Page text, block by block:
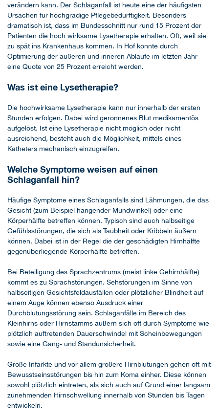
verändern kann. Der Schlaganfall ist heute eine der häufigsten
Ursachen für hochgradige Pflegebedürftigkeit. Besonders
dramatisch ist, dass im Bundesschnitt nur rund 15 Prozent der
Patienten die hoch wirksame Lysetherapie erhalten. Oft, weil sie
zu spät ins Krankenhaus kommen. In Hof konnte durch
Optimierung der äußeren und inneren Abläufe im letzten Jahr
eine Quote von 25 Prozent erreicht werden.
Was ist eine Lysetherapie?
Die hochwirksame Lysetherapie kann nur innerhalb der ersten
Stunden erfolgen. Dabei wird geronnenes Blut medikamentös
aufgelöst. Ist eine Lysetherapie nicht möglich oder nicht
ausreichend, besteht auch die Möglichkeit, mittels eines
Katheters mechanisch einzugreifen.
Welche Symptome weisen auf einen
Schlaganfall hin?
Häufige Symptome eines Schlaganfalls sind Lähmungen, die das
Gesicht (zum Beispiel hängender Mundwinkel) oder eine
Körperhälfte betreffen können. Typisch sind auch halbseitige
Gefühlsstörungen, die sich als Taubheit oder Kribbeln äußern
können. Dabei ist in der Regel die der geschädigten Hirnhälfte
gegenüberliegende Körperhälfte betroffen.
Bei Beteiligung des Sprachzentrums (meist linke Gehirnhälfte)
kommt es zu Sprachstörungen. Sehstörungen im Sinne von
halbseitigen Gesichtsfeldausfällen oder plötzlicher Blindheit auf
einem Auge können ebenso Ausdruck einer
Durchblutungsstörung sein. Schlaganfälle im Bereich des
Kleinhirns oder Hirnstamms äußern sich oft durch Symptome wie
plötzlich auftretenden Dauerschwindel mit Scheinbewegungen
sowie eine Gang- und Standunsicherheit.
Große Infarkte und vor allem größere Hirnblutungen gehen oft mit
Bewusstseinsstörungen bis hin zum Koma einher. Diese können
sowohl plötzlich eintreten, als sich auch auf Grund einer langsam
zunehmenden Hirnschwellung innerhalb von Stunden bis Tagen
entwickeln.